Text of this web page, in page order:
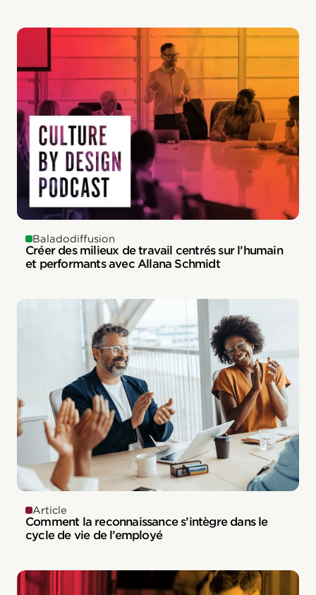
Baladodiffusion
Créer des milieux de travail centrés sur l’humain
et performants avec Allana Schmidt
Article
Comment la reconnaissance s’intègre dans le
cycle de vie de l’employé